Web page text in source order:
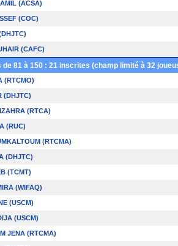
(ACSA)
(COC)
(CAFC)
de 81 à 150 : 21 inscrites (champ limité à 32
(RTCMO)
(DHJTC)
(RTCA)
(RUC)
(RTCMA)
(DHJTC)
(TCMT)
(WIFAQ)
(USCM)
(USCM)
JENA (RTCMA)